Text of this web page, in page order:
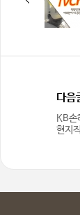
다음
KB손
현지